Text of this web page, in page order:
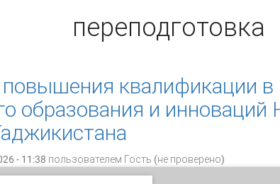
переподготовка
повышения квалификации в
образования и инноваций
- 11:38 пользователем Гость (не проверено)